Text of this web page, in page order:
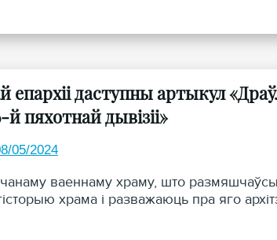
епархіі даступны артыкул
пяхотнай дывізіі»
05/2024
ваеннаму храму, што
храма і разважаюць пра яго